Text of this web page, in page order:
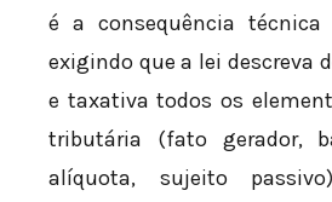
é a consequência técnica
exigindo que a lei descreva
e taxativa todos os
tributária (fato gerador,
alíquota, sujeito